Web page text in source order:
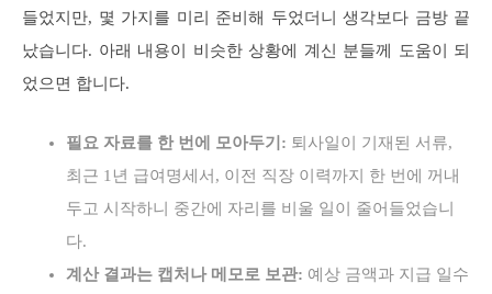
들었지만, 몇 가지를 미리 준비해 두었더니 생각보다 금방 끝
났습니다. 아래 내용이 비슷한 상황에 계신 분들께 도움이 되
었으면 합니다.
필요 자료를 한 번에 모아두기: 퇴사일이 기재된 서류,
최근 1년 급여명세서, 이전 직장 이력까지 한 번에 꺼내
두고 시작하니 중간에 자리를 비울 일이 줄어들었습니
다.
계산 결과는 캡처나 메모로 보관: 예상 금액과 지급 일수